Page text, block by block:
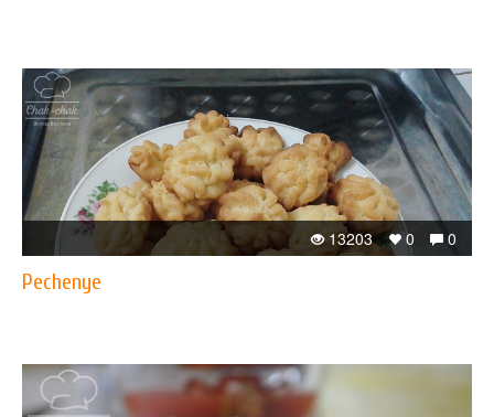
0
0
13203
Pechenye